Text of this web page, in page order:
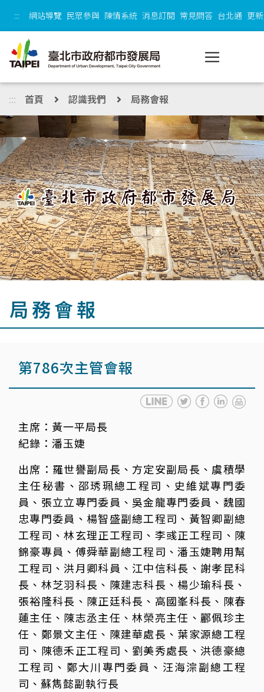
::: 網站導覽 民眾參與 陳情系統 消息訂閱 常見問答 台北通 更
::: 首頁 認識我們 局務會報
局務會報
第786次主管會報
主席： 黃一平局長
紀錄： 潘玉婕
出席： 羅世譽副局長、方定安副局長、虞積學
主任秘書、邵琇珮總工程司、史維斌專門委
員、張立立專門委員、吳金龍專門委員、魏國
忠專門委員、楊智盛副總工程司、黃智卿副總
工程司、林玄理正工程司、李彧正工程司、陳
錦豪專員、傅舜華副總工程司、潘玉婕聘用幫
工程司、洪月卿科員、江中信科長、謝孝昆科
長、林芝羽科長、陳建志科長、楊少瑜科長、
張裕隆科長、陳正廷科長、高國峯科長、陳春
蓮主任、陳志丞主任、林榮亮主任、酈佩珍主
任、鄭景文主任、陳建華處長、葉家源總工程
司、陳德禾正工程司、劉美秀處長、洪德豪總
工程司、鄭大川專門委員、汪海淙副總工程
司、蘇雋懿副執行長